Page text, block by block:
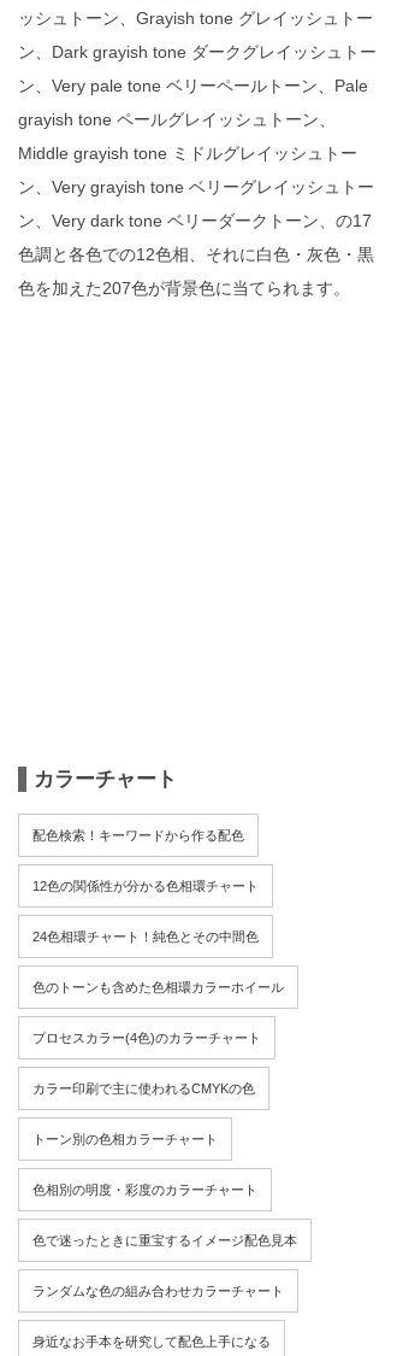
ッシュトーン、Grayish tone グレイッシュトー
ン、Dark grayish tone ダークグレイッシュトー
ン、Very pale tone ベリーペールトーン、Pale
grayish tone ペールグレイッシュトーン、
Middle grayish tone ミドルグレイッシュトー
ン、Very grayish tone ベリーグレイッシュトー
ン、Very dark tone ベリーダークトーン、の17
色調と各色での12色相、それに白色・灰色・黒
色を加えた207色が背景色に当てられます。
カラーチャート
配色検索！キーワードから作る配色
12色の関係性が分かる色相環チャート
24色相環チャート！純色とその中間色
色のトーンも含めた色相環カラーホイール
プロセスカラー(4色)のカラーチャート
カラー印刷で主に使われるCMYKの色
トーン別の色相カラーチャート
色相別の明度・彩度のカラーチャート
色で迷ったときに重宝するイメージ配色見本
ランダムな色の組み合わせカラーチャート
身近なお手本を研究して配色上手になる